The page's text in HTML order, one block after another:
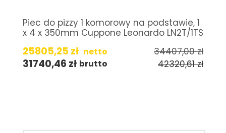
Piec do pizzy 1 komorowy na podstawie, 1
x 4 x 350mm Cuppone Leonardo LN2T/1TS
25805,25 zł netto 34407,00zł
31740,46 zł brutto 42320,61zł